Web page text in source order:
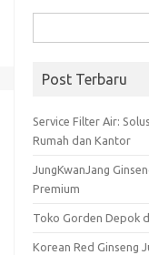
untuk:
Post Terbaru
Service Filter Air:
Rumah dan Kantor
JungKwanJang
Premium
Toko Gorden Depok
Korean Red Ginseng